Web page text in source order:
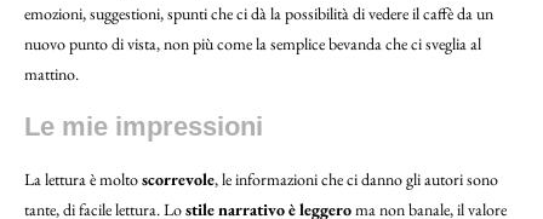
emozioni, suggestioni, spunti che ci dà la possibilità di vedere il caffè da un
nuovo punto di vista, non più come la semplice bevanda che ci sveglia al
mattino.
Le mie impressioni
La lettura è moltoscorrevole, le informazioni che ci danno gli autori sono
tante, di facile lettura. Lostile narrativo è leggeroma non banale, il valore